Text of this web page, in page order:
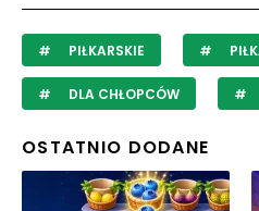
PIŁKARSKIE
DLA CHŁOPCÓW
OSTATNIO DODANE